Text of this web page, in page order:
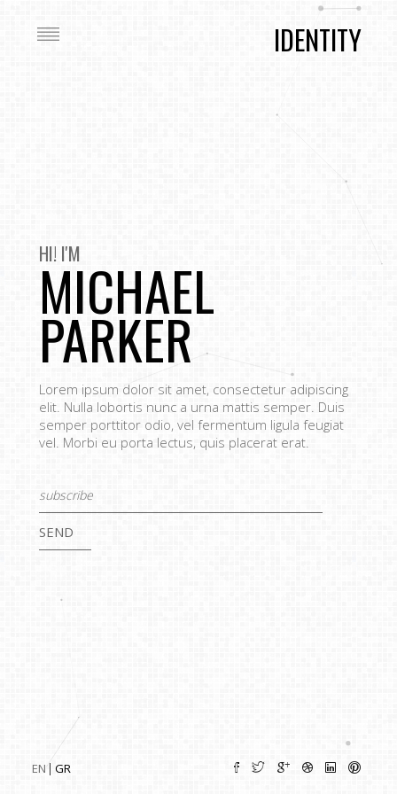
IDENTITY
EN GR
HI! I'M
MICHAEL
PARKER
Lorem ipsum dolor sit amet, consectetur adipiscing
elit. Nulla lobortis nunc a urna mattis semper. Duis
semper porttitor odio, vel fermentum ligula feugiat
vel. Morbi eu porta lectus, quis placerat erat.
SEND